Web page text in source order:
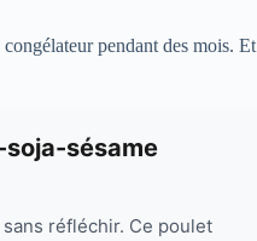
pendant des mois. Et
soja-sésame
sans réfléchir. Ce poulet